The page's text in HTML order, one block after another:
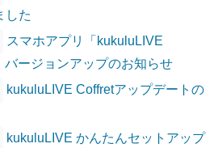
した
スマホアプリ「kukuluLIVE
バージョンアップのお知らせ
kukuluLIVE Coffretアップデートの
kukuluLIVE かんたんセットアップ